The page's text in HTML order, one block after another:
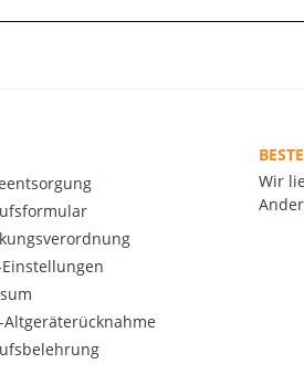
Einstellungen
Altgeräterücknahme
Wir